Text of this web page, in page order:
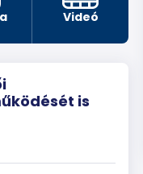
Videó
is